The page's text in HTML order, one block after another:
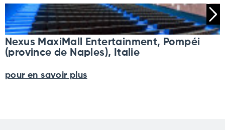
Nexus MaxiMall Entertainment, Pompéi
(province de Naples), Italie
pour en savoir plus